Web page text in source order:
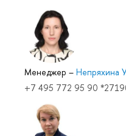
Менеджер – Непряхина
+7 495 772 95 90